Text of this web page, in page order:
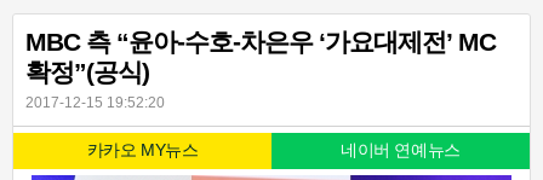
MBC 측 “윤아-수호-차은우 ‘가요대제전’ MC
확정”(공식)
2017-12-15 19:52:20
카카오 MY뉴스 네이버 연예뉴스